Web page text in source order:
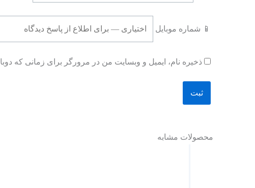
📱 شماره موبایل
ذخیره نام، ایمیل و وبسایت من در مرورگر برای زمانی که
محصولات مشابه